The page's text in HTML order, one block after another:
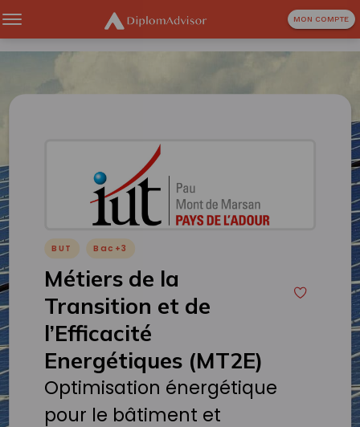
MON COMPTE
BUT Bac+3
Métiers de la
Transition et de
l’Efficacité
Energétiques (MT2E)
Optimisation énergétique
pour le bâtiment et